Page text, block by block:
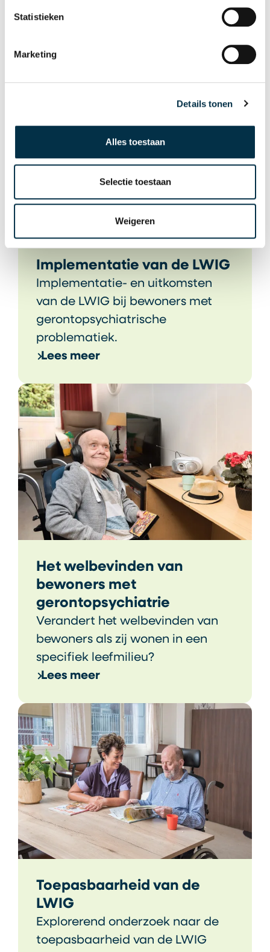
Statistieken
Marketing
Details tonen
Alles toestaan
Selectie toestaan
Weigeren
therapeutische leefmilieus binnen
Lees meer
Implementatie van de LWIG
Implementatie- en uitkomsten
van de LWIG bij bewoners met
gerontopsychiatrische
problematiek.
Lees meer
Het welbevinden van
bewoners met
gerontopsychiatrie
Verandert het welbevinden van
bewoners als zij wonen in een
specifiek leefmilieu?
Lees meer
Toepasbaarheid van de
LWIG
Explorerend onderzoek naar de
toepasbaarheid van de LWIG